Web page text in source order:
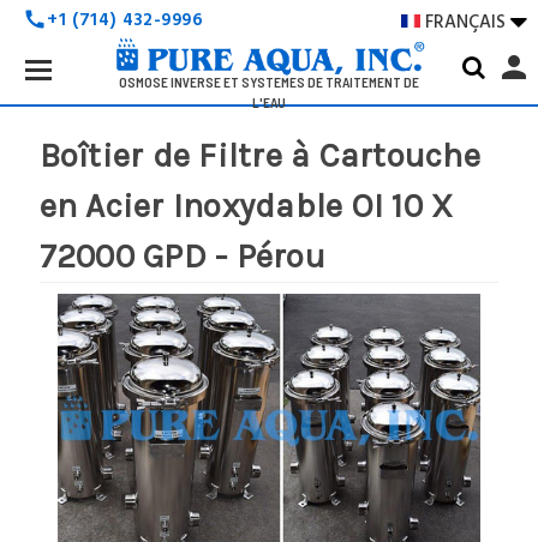
call+1 (714) 432-9996 FRANÇAIS 
OSMOSE INVERSE ET SYSTÈMES DE TRAITEMENT DE
L'EAU
Search
Keyword:
person
Boîtier de Filtre à Cartouche
en Acier Inoxydable OI 10 X
72000 GPD - Pérou